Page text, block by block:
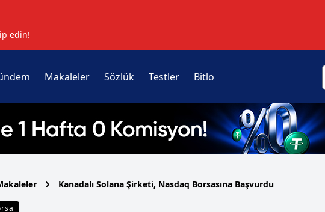
edin!
Makaleler Sözlük Testler Bitlo
Kanadalı Solana Şirketi, Nasdaq Borsasına Başvurdu